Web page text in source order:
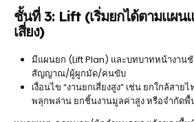
ชั้นที่ 3: Lift (เริ่มยกได้ตามแผน
เสี่ยง)
มีแผนยก (Lift Plan) และบทบาทหน้างาน
สัญญาณ/ผู้ผูกมัด/คนขับ
เงื่อนไข “งานยกเสี่ยงสูง” เช่น ยกใกล้สา
พลุกพล่าน ยกชิ้นงานมูลค่าสูง หรือจำกัดพื้